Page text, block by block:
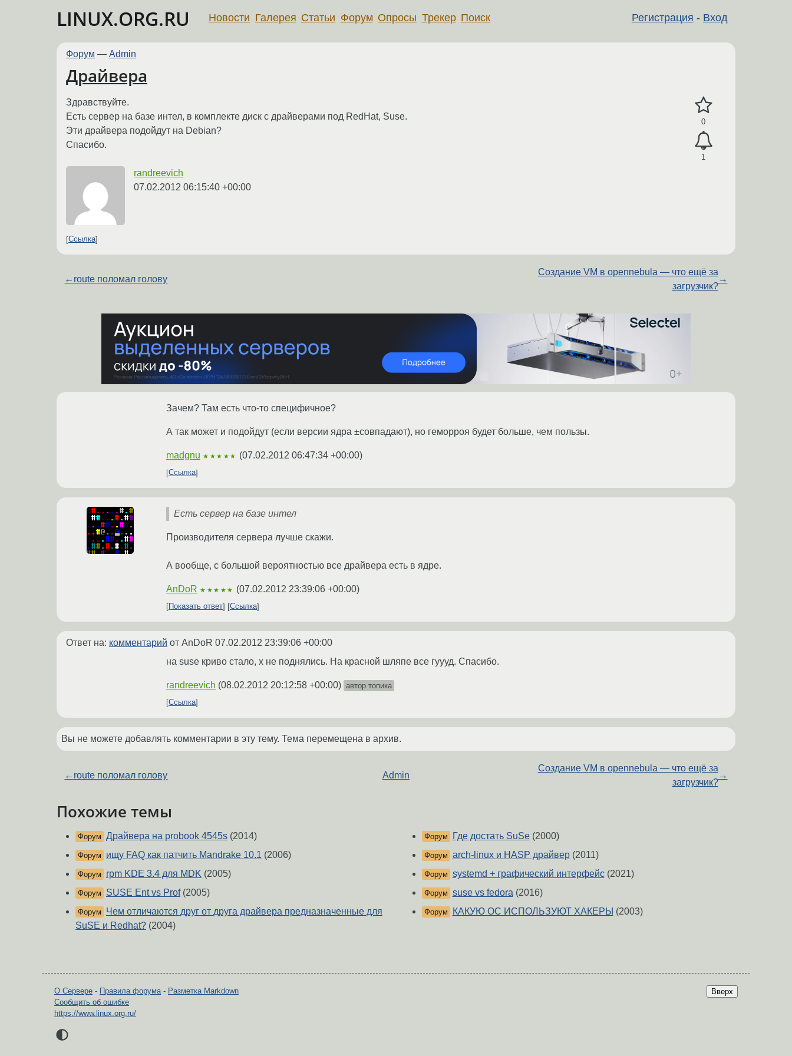
LINUX.ORG.RU Регистрация - Вход
Новости Галерея Статьи Форум Опросы Трекер Поиск
Форум — Admin
Драйвера
0
1
Здравствуйте.
Есть сервер на базе интел, в комплекте диск с драйверами под RedHat, Suse.
Эти драйвера подойдут на Debian?
Спасибо.
randreevich
07.02.2012 06:15:40 +00:00
Ссылка
← route поломал голову
Создание VM в opennebula — что ещё за
загрузчик?
→
Зачем? Там есть что-то специфичное?
А так может и подойдут (если версии ядра ±совпадают), но геморроя будет больше, чем пользы.
madgnu ★★★★★ (07.02.2012 06:47:34 +00:00)
Ссылка
Есть сервер на базе интел
Производителя сервера лучше скажи.
А вообще, с большой вероятностью все драйвера есть в ядре.
AnDoR ★★★★★ (07.02.2012 23:39:06 +00:00)
Показать ответ Ссылка
Ответ на: комментарий от AnDoR 07.02.2012 23:39:06 +00:00
на suse криво стало, х не поднялись. На красной шляпе все гуууд. Спасибо.
randreevich (08.02.2012 20:12:58 +00:00) автор топика
Ссылка
Вы не можете добавлять комментарии в эту тему. Тема перемещена в архив.
← route поломал голову Admin
Создание VM в opennebula — что ещё за
загрузчик?
→
Похожие темы
Форум Драйвера на probook 4545s (2014)
Форум ищу FAQ как патчить Mandrake 10.1 (2006)
Форум rpm KDE 3.4 для MDK (2005)
Форум SUSE Ent vs Prof(2005)
Форум
Чем отличаются друг от друга драйвера предназначенные для
SuSE и Redhat? (2004)
Форум Где достать SuSe(2000)
Форум arch-linux и HASP драйвер(2011)
Форум systemd + графический интерфейс(2021)
Форум suse vs fedora(2016)
Форум КАКУЮ ОС ИСПОЛЬЗУЮТ ХАКЕРЫ (2003)
Вверх
О Сервере - Правила форума- Разметка Markdown
Сообщить об ошибке
https://www.linux.org.ru/